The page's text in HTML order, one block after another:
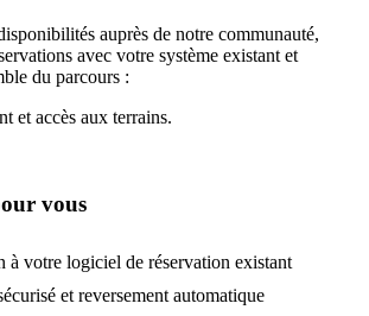
auprès de notre communauté,
avec votre système existant et
du parcours :
et accès aux terrains.
vous
à votre logiciel de réservation existant
et reversement automatique